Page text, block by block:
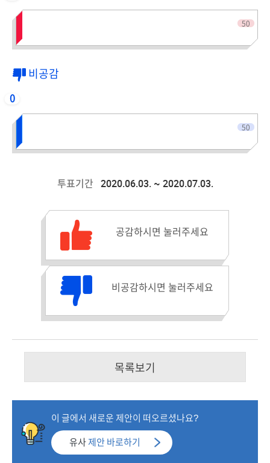
50
비공감
0
50
투표기간 2020.06.03. ~ 2020.07.03.
공감수 :
공감하시면 눌러주세요
비공감수 :
비공감하시면 눌러주세요
목록보기
이 글에서 새로운 제안이 떠오르셨나요?
유사 제안 바로하기